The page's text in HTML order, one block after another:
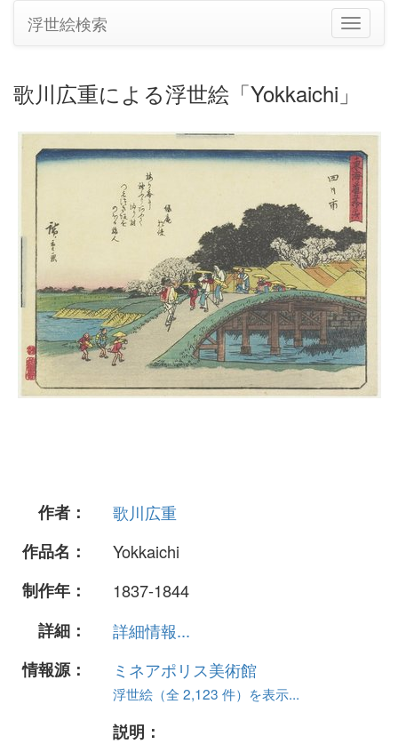
ナ
ビ
ン
の
切
り
替
え
浮世絵検索
歌川広重による浮世絵「Yokkaichi」
作者：
歌川広重
作品名：
Yokkaichi
制作年：
1837-1844
詳細：
詳細情報...
情報源：
ミネアポリス美術館
浮世絵（全 2,123 件）を表示...
説明：